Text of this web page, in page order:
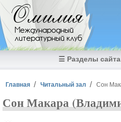
Перейти к основному содержанию
Омилия
Международный
литературный клуб
☰ Разделы сайта
Вы здесь
Главная Читальный зал Сон
Сон Макара